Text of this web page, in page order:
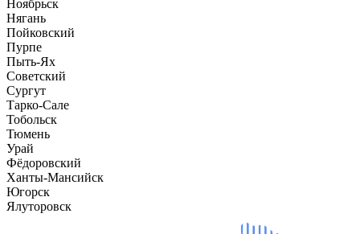
Ноябрьск
Нягань
Пойковский
Пурпе
Пыть-Ях
Советский
Сургут
Тарко-Сале
Тобольск
Тюмень
Урай
Фёдоровский
Ханты-Мансийск
Югорск
Ялуторовск